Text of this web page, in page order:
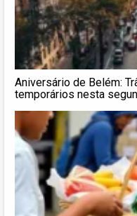
Aniversário de Belém:
temporários nesta